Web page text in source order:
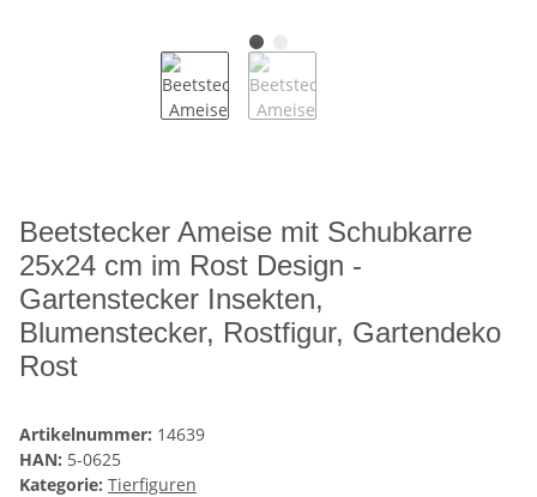
Beetstecker Ameise mit Schubkarre
25x24 cm im Rost Design -
Gartenstecker Insekten,
Blumenstecker, Rostfigur, Gartendeko
Rost
Artikelnummer: 14639
HAN: 5-0625
Kategorie: Tierfiguren